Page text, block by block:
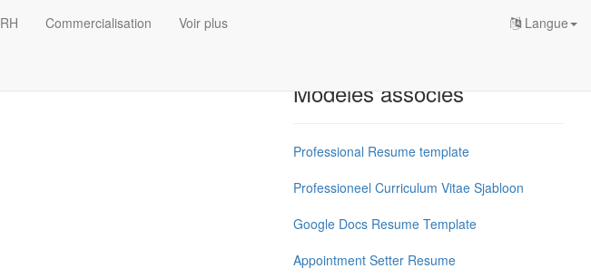
RH Commercialisation Voir plus Langue
Modèles associés
Professional Resume template
Professioneel Curriculum Vitae Sjabloon
Google Docs Resume Template
Appointment Setter Resume